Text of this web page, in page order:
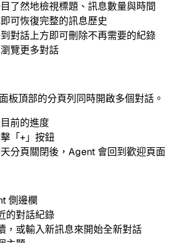
了然地檢視標題、訊息數量與時間
可恢復完整的訊息歷史
對話上方即可刪除不再需要的紀錄
覽更多對話
板頂部的分頁列同時開啟多個對話。
前的進度
「+」按鈕
分頁關閉後，Agent 會回到歡迎頁面
側邊欄
的對話紀錄
，或輸入新訊息來開始全新對話